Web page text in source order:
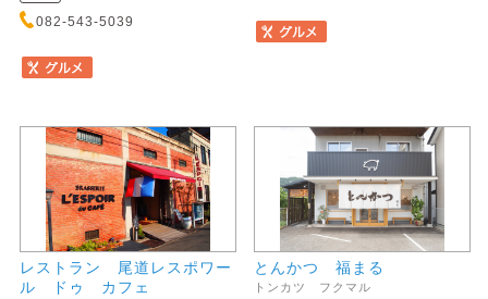
082-543-5039
レストラン 尾道レスポワー
ル ドゥ カフェ
とんかつ 福まる
トンカツ フクマル